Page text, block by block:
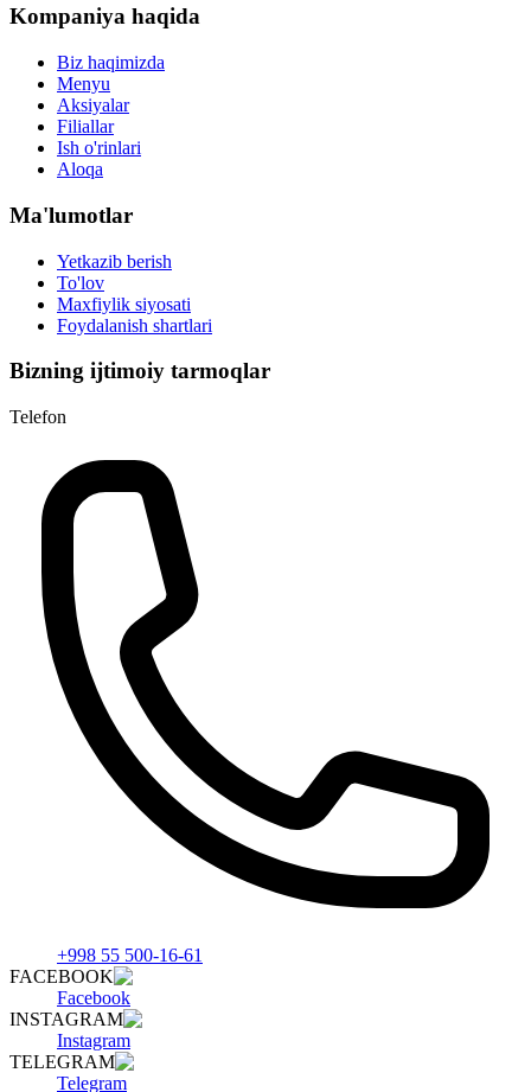
Kompaniya haqida
Biz haqimizda
Menyu
Aksiyalar
Filiallar
Ish o'rinlari
Aloqa
Ma'lumotlar
Yetkazib berish
To'lov
Maxfiylik siyosati
Foydalanish shartlari
Bizning ijtimoiy tarmoqlar
Telefon
+998 55 500-16-61
FACEBOOK
Facebook
INSTAGRAM
Instagram
TELEGRAM
Telegram